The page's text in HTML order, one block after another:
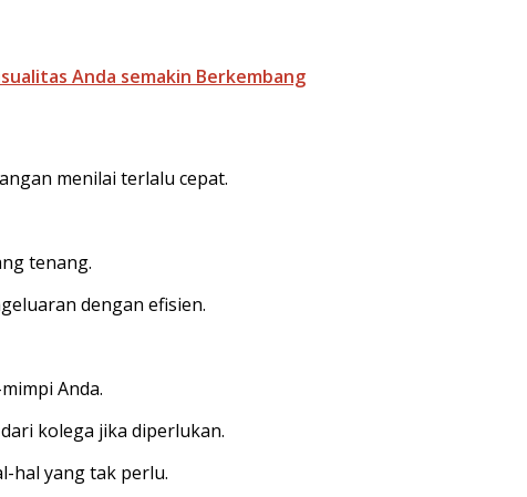
Anda semakin Berkembang
menilai terlalu cepat.
tenang.
dengan efisien.
Anda.
kolega jika diperlukan.
hal yang tak perlu.